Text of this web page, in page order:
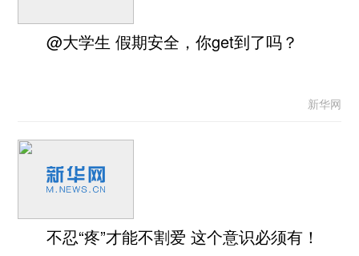
@大学生 假期安全，你get到了吗？
新华网
不忍“疼”才能不割爱 这个意识必须有！